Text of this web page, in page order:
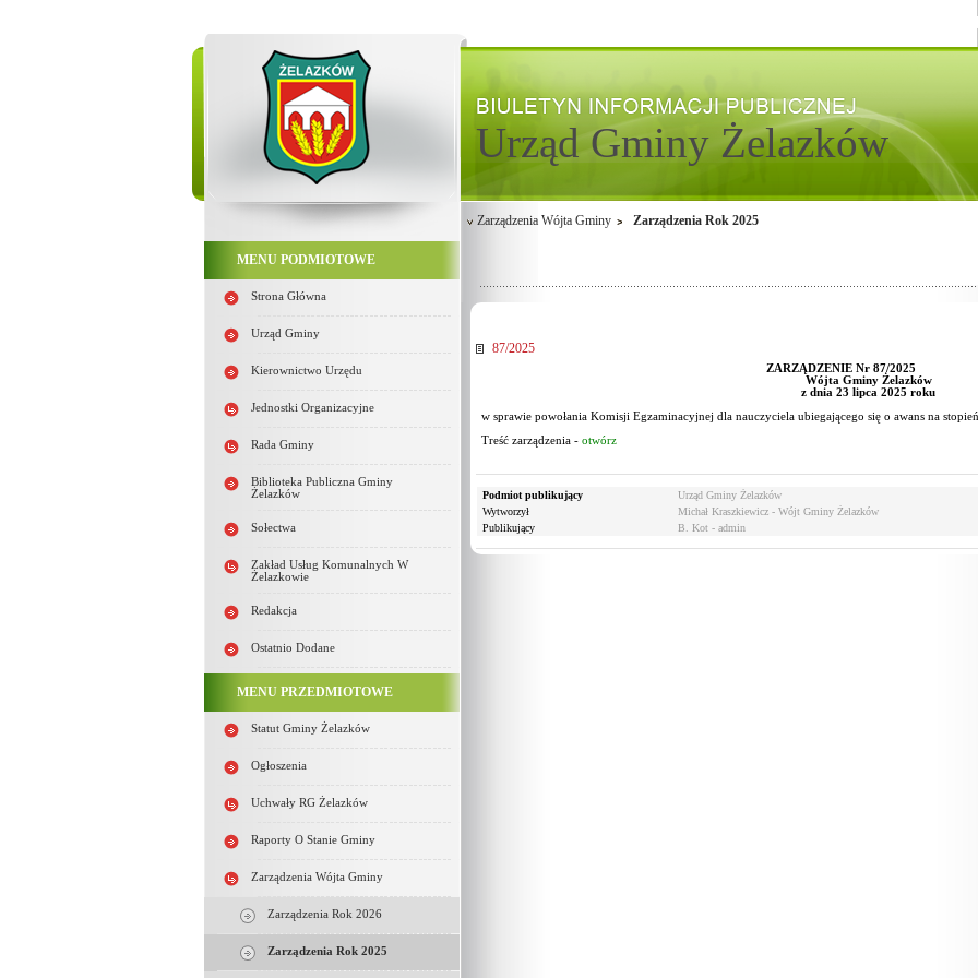
Urząd Gminy Żelazków
MENU PODMIOTOWE
Strona Główna
Urząd Gminy
Kierownictwo Urzędu
Jednostki Organizacyjne
Rada Gminy
Biblioteka Publiczna Gminy
Żelazków
Sołectwa
Zakład Usług Komunalnych W
Żelazkowie
Redakcja
Ostatnio Dodane
MENU PRZEDMIOTOWE
Statut Gminy Żelazków
Ogłoszenia
Uchwały RG Żelazków
Raporty O Stanie Gminy
Zarządzenia Wójta Gminy
Zarządzenia Rok 2026
Zarządzenia Rok 2025
Zarządzenia Wójta Gminy Zarządzenia Rok 2025
87/2025
ZARZĄDZENIE Nr 87/2025
Wójta Gminy Żelazków
z dnia 23 lipca 2025 roku
w sprawie powołania Komisji Egzaminacyjnej dla nauczyciela ubiegającego się o awans na
Treść zarządzenia - otwórz
Podmiot publikujący
Urząd Gminy Żelazków
Wytworzył
Michał Kraszkiewicz - Wójt Gminy Żelazków
Publikujący
B. Kot - admin